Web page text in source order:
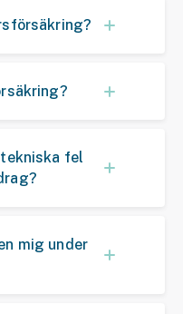
fel
mig under